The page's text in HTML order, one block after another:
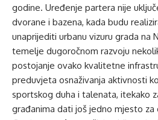
godine. Uređenje partera nije
dvorane i bazena, kada budu
unaprijediti urbanu vizuru grada na
temelje dugoročnom razvoju
postojanje ovako kvalitetne
preduvjeta osnaživanja aktivnosti
sportskog duha i talenata, itekako
građanima dati još jedno mjesto za